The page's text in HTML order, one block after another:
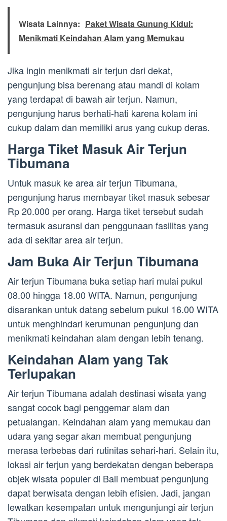
Wisata Lainnya: Paket Wisata Gunung Kidul:
Menikmati Keindahan Alam yang Memukau
Jika ingin menikmati air terjun dari dekat,
pengunjung bisa berenang atau mandi di kolam
yang terdapat di bawah air terjun. Namun,
pengunjung harus berhati-hati karena kolam ini
cukup dalam dan memiliki arus yang cukup deras.
Harga Tiket Masuk Air Terjun
Tibumana
Untuk masuk ke area air terjun Tibumana,
pengunjung harus membayar tiket masuk sebesar
Rp 20.000 per orang. Harga tiket tersebut sudah
termasuk asuransi dan penggunaan fasilitas yang
ada di sekitar area air terjun.
Jam Buka Air Terjun Tibumana
Air terjun Tibumana buka setiap hari mulai pukul
08.00 hingga 18.00 WITA. Namun, pengunjung
disarankan untuk datang sebelum pukul 16.00 WITA
untuk menghindari kerumunan pengunjung dan
menikmati keindahan alam dengan lebih tenang.
Keindahan Alam yang Tak
Terlupakan
Air terjun Tibumana adalah destinasi wisata yang
sangat cocok bagi penggemar alam dan
petualangan. Keindahan alam yang memukau dan
udara yang segar akan membuat pengunjung
merasa terbebas dari rutinitas sehari-hari. Selain itu,
lokasi air terjun yang berdekatan dengan beberapa
objek wisata populer di Bali membuat pengunjung
dapat berwisata dengan lebih efisien. Jadi, jangan
lewatkan kesempatan untuk mengunjungi air terjun